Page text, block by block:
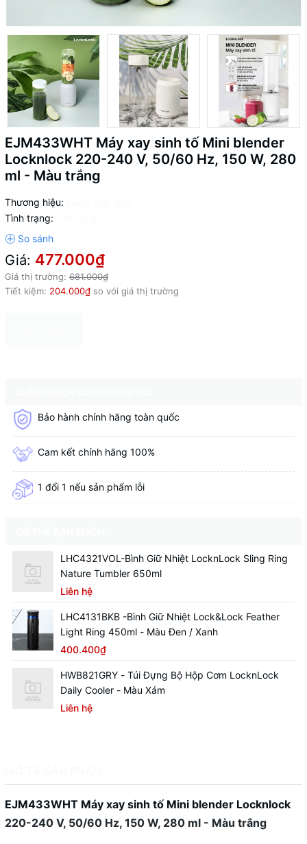
EJM433WHT Máy xay sinh tố Mini blender
Locknlock 220-240 V, 50/60 Hz, 150 W, 280
ml - Màu trắng
Thương hiệu:
Tình trạng:
Giá: 477.000₫
Giá thị trường: 681.000₫
Tiết kiệm: 204.000₫ so với giá thị trường
Bảo hành chính hãng toàn quốc
Cam kết chính hãng 100%
1 đổi 1 nếu sản phẩm lỗi
LHC4321VOL-Bình Giữ Nhiệt LocknLock Sling Ring
Nature Tumbler 650ml
Liên hệ
LHC4131BKB -Bình Giữ Nhiệt Lock&Lock Feather
Light Ring 450ml - Màu Đen / Xanh
400.400₫
HWB821GRY - Túi Đựng Bộ Hộp Cơm LocknLock
Daily Cooler - Màu Xám
Liên hệ
EJM433WHT Máy xay sinh tố Mini blender Locknlock
220-240 V, 50/60 Hz, 150 W, 280 ml - Màu trắng